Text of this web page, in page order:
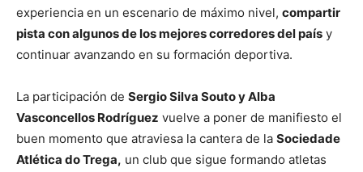
experiencia en un escenario de máximo nivel, compartir
pista con algunos de los mejores corredores del país y
continuar avanzando en su formación deportiva.
La participación de Sergio Silva Souto y Alba
Vasconcellos Rodríguez vuelve a poner de manifiesto el
buen momento que atraviesa la cantera de la Sociedade
Atlética do Trega, un club que sigue formando atletas